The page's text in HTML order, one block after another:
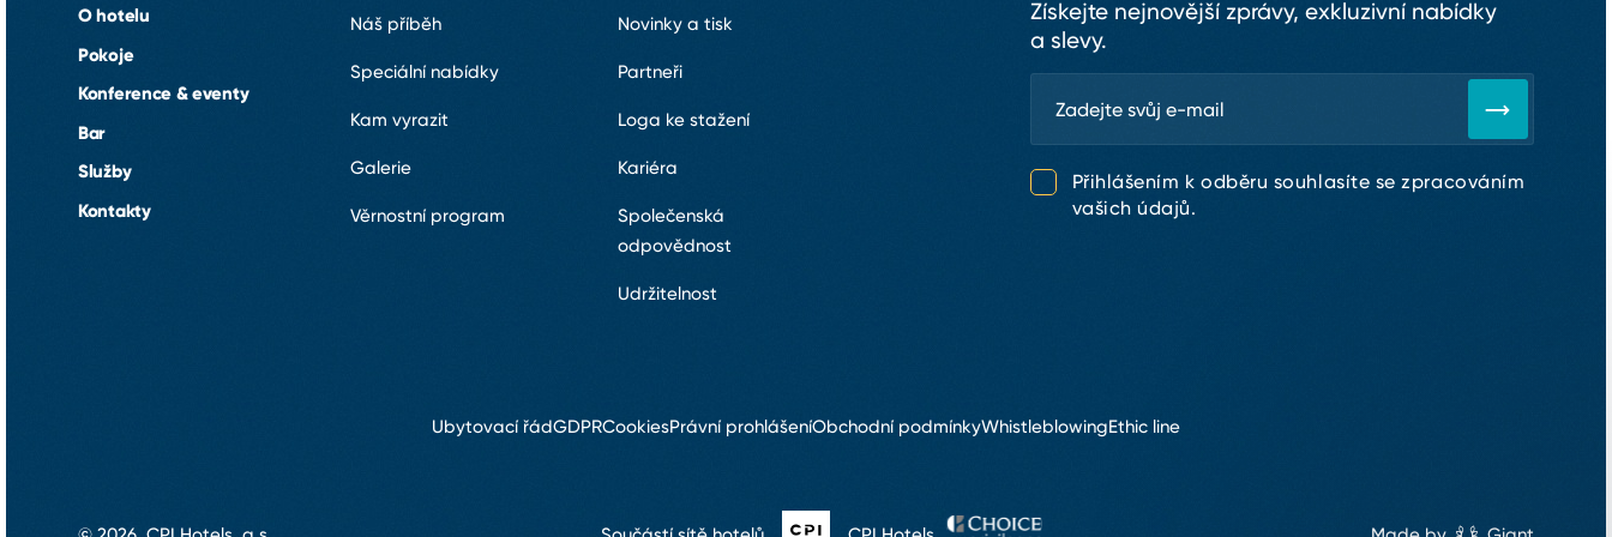
O hotelu
Pokoje
Konference & eventy
Bar
Služby
Kontakty
Náš příběh
Speciální nabídky
Kam vyrazit
Galerie
Věrnostní program
Novinky a tisk
Partneři
Loga ke stažení
Kariéra
Společenská
odpovědnost
Udržitelnost
Získejte nejnovější zprávy, exkluzivní nabídky
a slevy.
Přihlášením k odběru souhlasíte se zpracováním
vašich údajů.
Ubytovací řádGDPRCookiesPrávní prohlášeníObchodní podmínkyWhistleblowingEthic line